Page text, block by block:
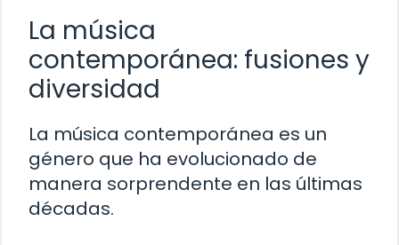
La música
contemporánea: fusiones y
diversidad
La música contemporánea es un
género que ha evolucionado de
manera sorprendente en las últimas
décadas.